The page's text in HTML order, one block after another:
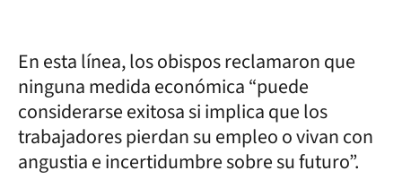
En esta línea, los obispos reclamaron que
ninguna medida económica “puede
considerarse exitosa si implica que los
trabajadores pierdan su empleo o vivan con
angustia e incertidumbre sobre su futuro”.